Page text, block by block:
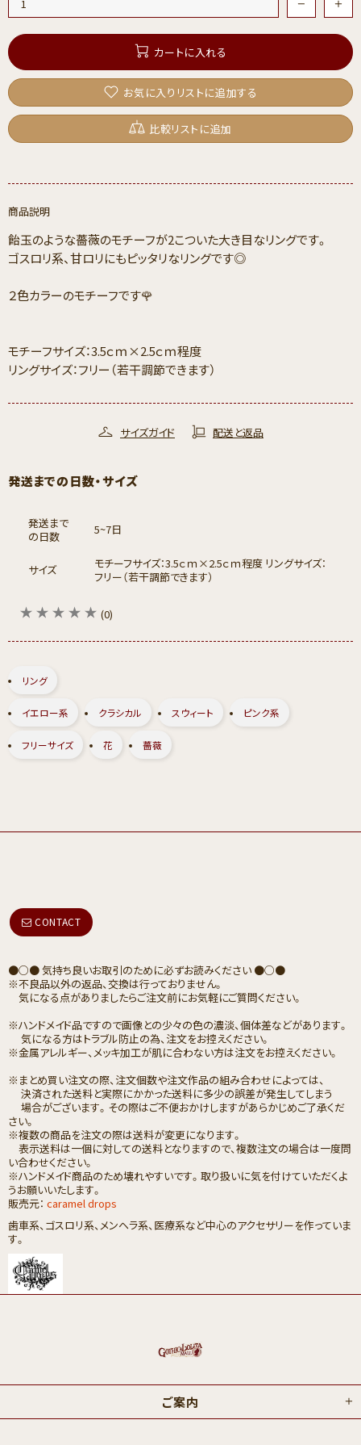
カートに入れる
お気に入りリストに追加する
比較リストに追加
商品説明
飴玉のような薔薇のモチーフが2こついた大き目なリングです。
ゴスロリ系、甘ロリにもピッタリなリングです◎
２色カラーのモチーフです🌹
モチーフサイズ：3.5ｃｍ×2.5ｃｍ程度
リングサイズ：フリー（若干調節できます）
サイズガイド 配送と返品
発送までの日数・サイズ
発送まで
の日数
5~7日
サイズ
モチーフサイズ：3.5ｃｍ×2.5ｃｍ程度 リングサイズ：
フリー（若干調節できます）
(0)
リング
イエロー系 クラシカル スウィート ピンク系
フリーサイズ 花 薔薇
CONTACT
●○● 気持ち良いお取引のために必ずお読みください ●○●
※不良品以外の返品、交換は行っておりません。
気になる点がありましたらご注文前にお気軽にご質問ください。
※ハンドメイド品ですので画像との少々の色の濃淡、個体差などがあります。
気になる方はトラブル防止の為、注文をお控えください。
※金属アレルギー、メッキ加工が肌に合わない方は注文をお控えください。
※まとめ買い注文の際、注文個数や注文作品の組み合わせによっては、
決済された送料と実際にかかった送料に多少の誤差が発生してしまう
場合がございます。その際はご不便おかけしますがあらかじめご了承くだ
さい。
※複数の商品を注文の際は送料が変更になります。
表示送料は一個に対しての送料となりますので、複数注文の場合は一度問
い合わせください。
※ハンドメイド商品のため壊れやすいです。取り扱いに気を付けていただくよ
うお願いいたします。
販売元： caramel drops
歯車系、ゴスロリ系、メンヘラ系、医療系など中心のアクセサリーを作っていま
す。
ご案内